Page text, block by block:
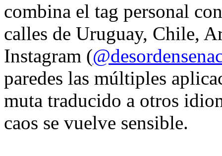
combina el tag personal
calles de Uruguay, Chile,
Instagram (
paredes las múltiples
muta traducido a otros
caos se vuelve sensible.